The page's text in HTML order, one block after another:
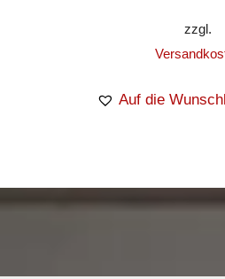
zzgl.
Auf die